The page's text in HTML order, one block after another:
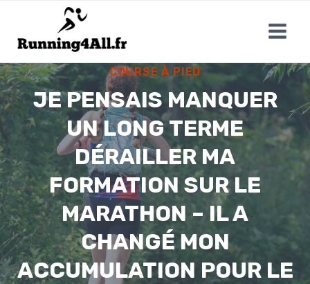
contenu
COURSE À PIED
JE PENSAIS MANQUER
UN LONG TERME
DÉRAILLER MA
FORMATION SUR LE
MARATHON – IL A
CHANGÉ MON
ACCUMULATION POUR LE